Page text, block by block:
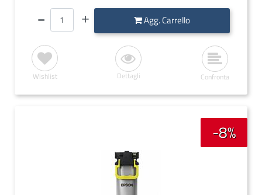
QuantitàAgg. Carrello
Wishlist Dettagli Confronta
-8%